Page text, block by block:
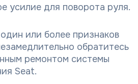
усилие для поворота руля.
или более признаков
обратитесь
ремонтом системы
Seat.